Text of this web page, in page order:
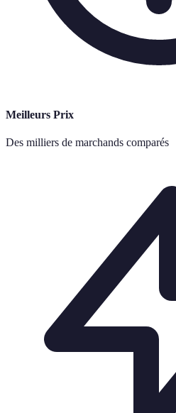
Meilleurs Prix
Des milliers de marchands comparés